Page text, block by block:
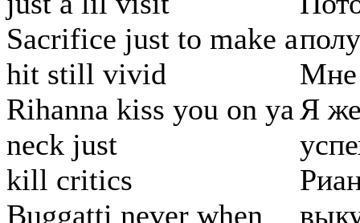
Sacrifice just to make a
hit still vivid
Rihanna kiss you on ya
neck just
kill critics
Buggatti never when
Мне
Я